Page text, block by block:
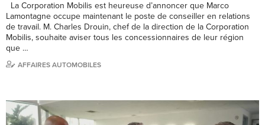
La Corporation Mobilis est heureuse d’annoncer que Marco
Lamontagne occupe maintenant le poste de conseiller en relations
de travail. M. Charles Drouin, chef de la direction de la Corporation
Mobilis, souhaite aviser tous les concessionnaires de leur région
que …
AFFAIRES AUTOMOBILES